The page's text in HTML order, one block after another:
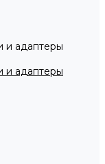
и адаптеры
и адаптеры